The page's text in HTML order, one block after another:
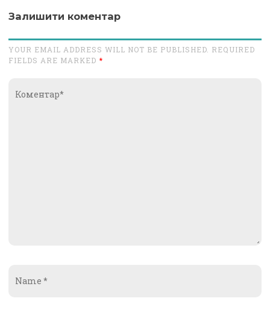
Залишити коментар
YOUR EMAIL ADDRESS WILL NOT BE PUBLISHED. REQUIRED
FIELDS ARE MARKED *